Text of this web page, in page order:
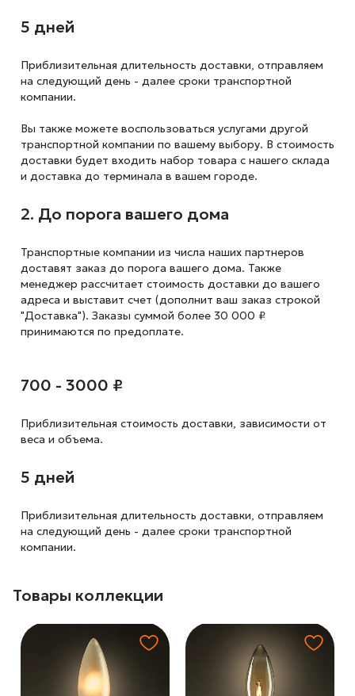
5 дней
Приблизительная длительность доставки, отправляем
на следующий день - далее сроки транспортной
компании.
Вы также можете воспользоваться услугами другой
транспортной компании по вашему выбору. В стоимость
доставки будет входить набор товара с нашего склада
и доставка до терминала в вашем городе.
2. До порога вашего дома
Транспортные компании из числа наших партнеров
доставят заказ до порога вашего дома. Также
менеджер рассчитает стоимость доставки до вашего
адреса и выставит счет (дополнит ваш заказ строкой
"Доставка"). Заказы суммой более 30 000 ₽
принимаются по предоплате.
700 - 3000 ₽
Приблизительная стоимость доставки, зависимости от
веса и объема.
5 дней
Приблизительная длительность доставки, отправляем
на следующий день - далее сроки транспортной
компании.
Товары коллекции